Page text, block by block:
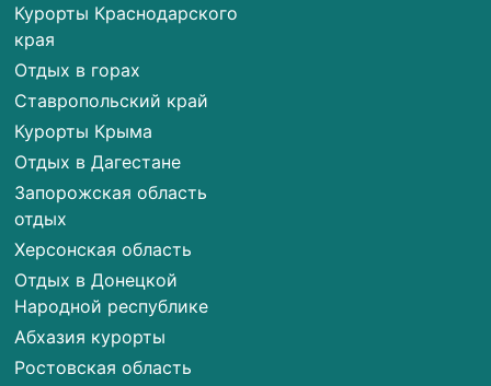
Курорты Краснодарского
края
Отдых в горах
Ставропольский край
Курорты Крыма
Отдых в Дагестане
Запорожская область
отдых
Херсонская область
Отдых в Донецкой
Народной республике
Абхазия курорты
Ростовская область